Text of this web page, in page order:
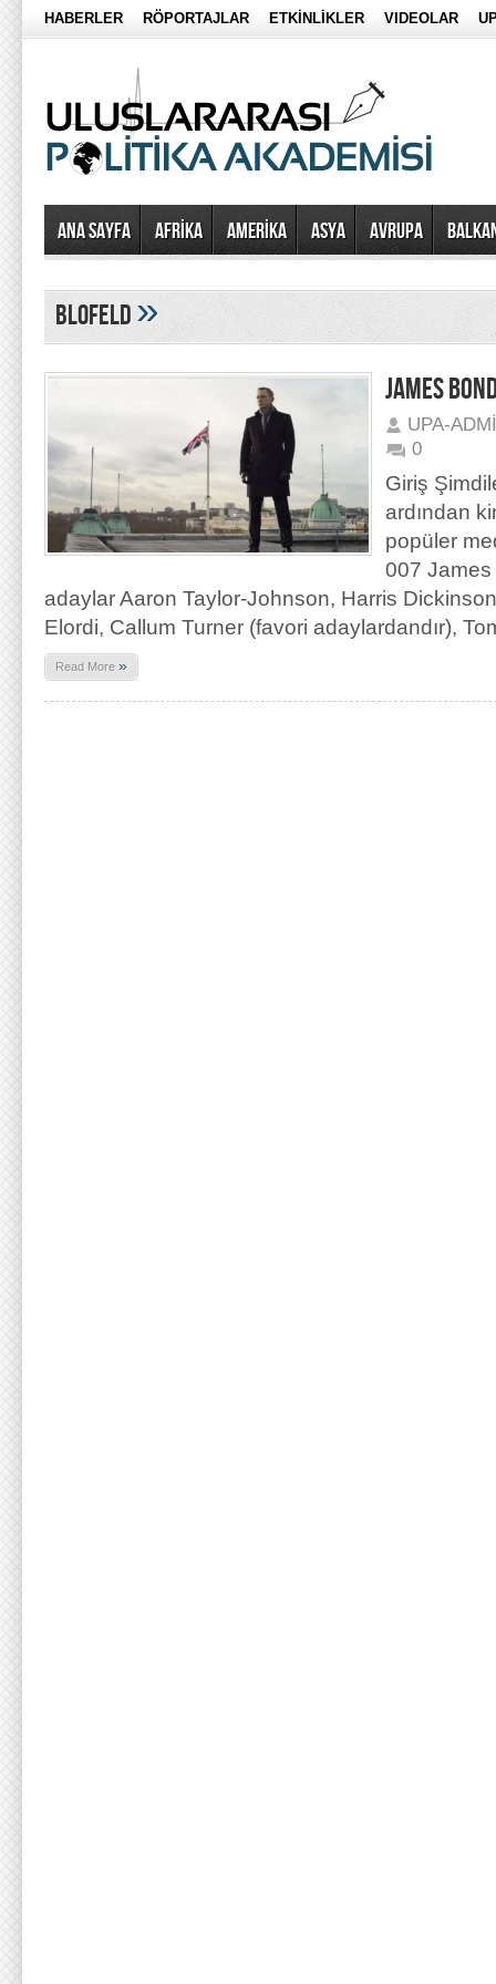
HABERLER RÖPORTAJLAR ETKİNLİKLER VIDEOLAR
Ana Sayfa AFRİKA AMERİKA ASYA AVRUPA
blofeld»
JAMES
UPA-
0
Giriş
ardından
popüler
007
adaylar Aaron Taylor-Johnson, Harris
Elordi, Callum Turner (favori adaylardandır),
Read More »